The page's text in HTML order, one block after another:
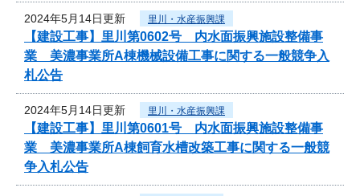
2024年5月14日更新 里川・水産振興課
【建設工事】里川第0602号 内水面振興施設整備事
業 美濃事業所A棟機械設備工事に関する一般競争入
札公告
2024年5月14日更新 里川・水産振興課
【建設工事】里川第0601号 内水面振興施設整備事
業 美濃事業所A棟飼育水槽改築工事に関する一般競
争入札公告